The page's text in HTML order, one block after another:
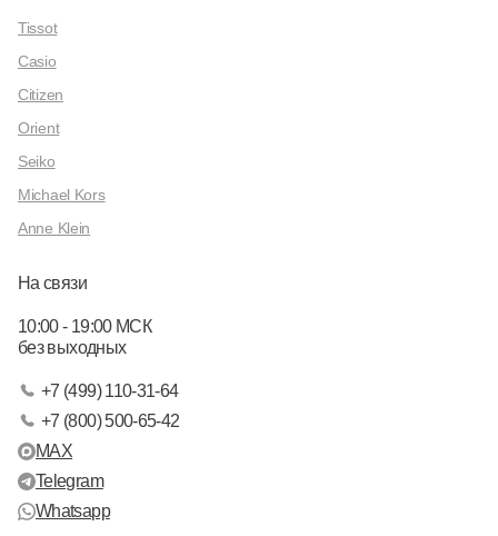
Tissot
Casio
Citizen
Orient
Seiko
Michael Kors
Anne Klein
На связи
10:00 - 19:00 МСК
без выходных
+7 (499) 110-31-64
+7 (800) 500-65-42
MAX
Telegram
Whatsapp